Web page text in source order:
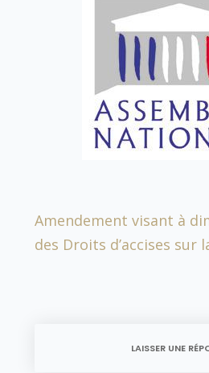
Amendement visant à
des Droits d’accises sur
LAISSER UNE